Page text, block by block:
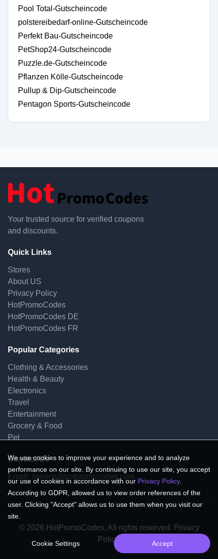
Pool Total-Gutscheincode
polstereibedarf-online-Gutscheincode
Perfekt Bau-Gutscheincode
PetShop24-Gutscheincode
Puzzle.de-Gutscheincode
Pflanzen Kölle-Gutscheincode
Pullup & Dip-Gutscheincode
Pentagon Sports-Gutscheincode
Your trusted source for verified coupons
and discounts.
Quick Links
Stores
About US
Privacy Policy
HotPromoCodes
HotPromoCodes DE
HotPromoCodes FR
Popular Categories
Clothing & Accessories
Health & Beauty
Electronics
Travel
Entertainment
Grocery & Food
Pet
Contact Us
Email: service@hotpromocodes.com
© 2026 HotPromoCodes, All rights reserved. Privacy
Policy.
We use cookies to improve your experience and to analyze
performance on our site. By continuing to use our site, you accept
our use of cookies in accordance with our Privacy Policy.
According to GDPR, allowed us to view order references of the
user. Clicking "Accept" allows us to use them when you visit our
site.
Cookie Settings Accept